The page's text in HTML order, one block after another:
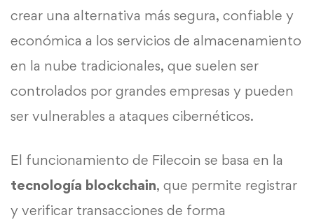
crear una alternativa más segura, confiable y
económica a los servicios de almacenamiento
en la nube tradicionales, que suelen ser
controlados por grandes empresas y pueden
ser vulnerables a ataques cibernéticos.
El funcionamiento de Filecoin se basa en la
tecnología blockchain, que permite registrar
y verificar transacciones de forma